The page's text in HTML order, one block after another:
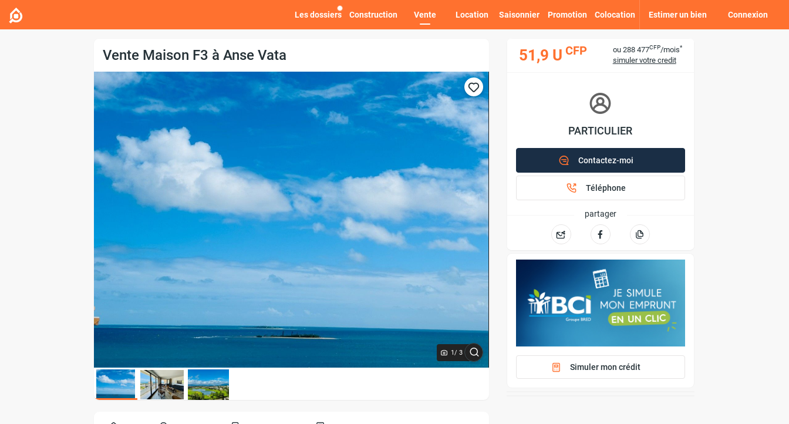
Estimer un bien Connexion
Les dossiers Construction Vente Location Saisonnier Promotion Colocation
Vente Maison F3 à Anse Vata
1/ 3
51,9 U CFP ou 288 477CFP/mois*
simuler votre credit
PARTICULIER
Contactez-moi
Téléphone
partager
Simuler mon crédit